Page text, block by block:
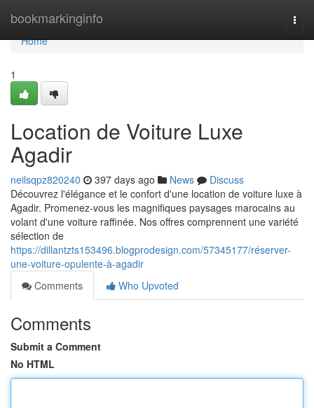
bookmarkinginfo
Home
Home
1
Location de Voiture Luxe
Agadir
neilsqpz820240 397 days ago News
Discuss
Découvrez l'élégance et le confort d'une location de voiture luxe à
Agadir. Promenez-vous les magnifiques paysages marocains au
volant d'une voiture raffinée. Nos offres comprennent une variété
sélection de
https://dillantzts153496.blogprodesign.com/57345177/réserver-
une-voiture-opulente-à-agadir
Comments
Who Upvoted
Comments
Submit a Comment
No HTML